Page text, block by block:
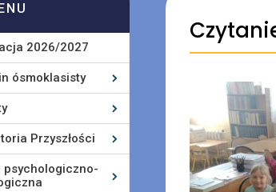
2026/2027
ósmoklasisty
Przyszłości
psychologiczno-